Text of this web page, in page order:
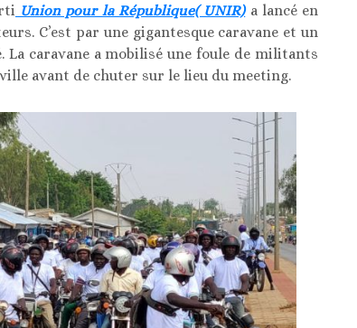
Union pour la République( UNIR)a lancé en
C’est par une gigantesque caravane et un
La caravane a mobilisé une foule de militants
avant de chuter sur le lieu du meeting.